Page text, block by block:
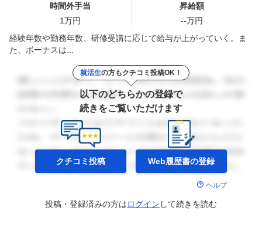
時間外手当
1万円
昇給額
--万円
経験年数や勤務年数、研修受講に応じて給与が上がっていく。ま
た、ボーナスは...
就活生の方もクチコミ投稿OK！
以下のどちらかの登録で
続きをご覧いただけます
クチコミ投稿 Web履歴書の登録
ヘルプ
投稿・登録済みの方はログイン して続きを読む